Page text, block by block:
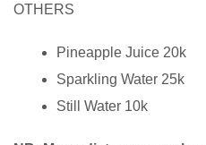
OTHERS
Pineapple Juice 20k
Sparkling Water 25k
Still Water 10k